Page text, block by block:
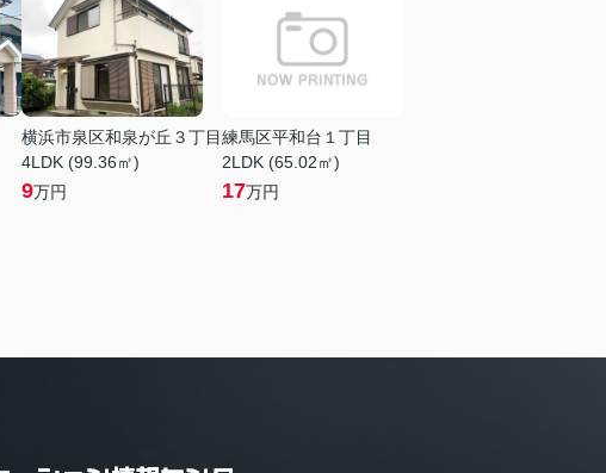
横浜市泉区和泉が丘３丁目
4LDK (99.36㎡)
9万円
練馬区平和台１丁目
2LDK (65.02㎡)
17万円